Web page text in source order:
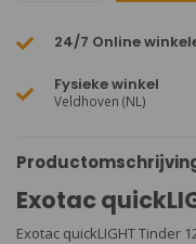
24/7 Online
Fysieke winkel
Veldhoven (NL)
Exotac
Exotac quickLIGHT Tinder